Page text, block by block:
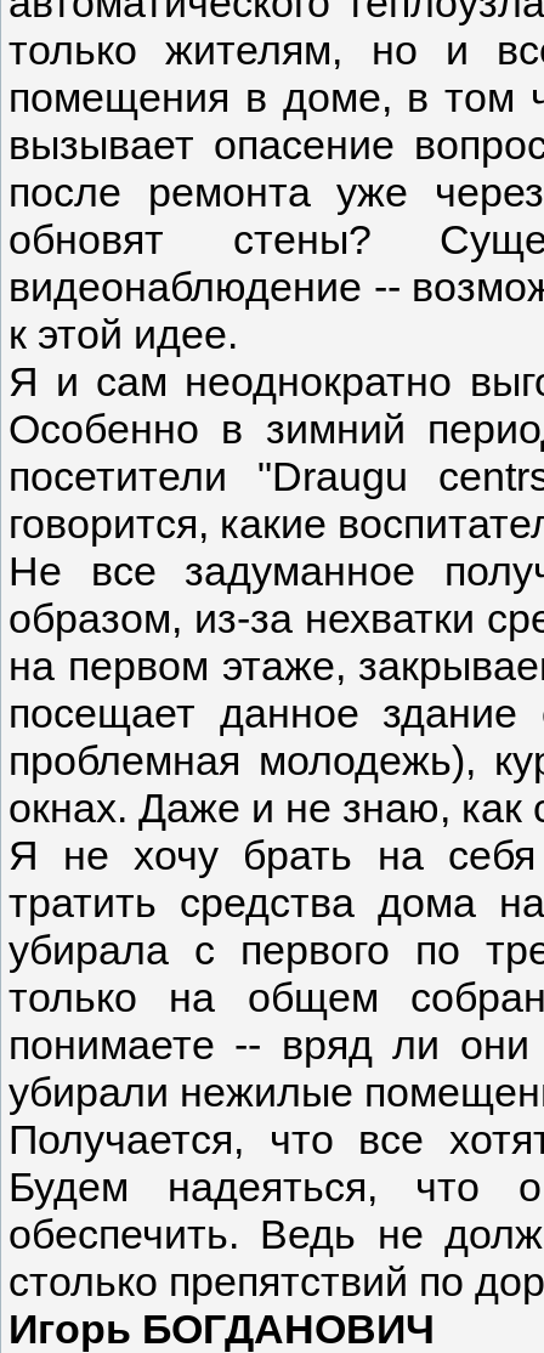
только жителям, но и
помещения в доме, в том
вызывает опасение
после ремонта уже
обновят стены?
видеонаблюдение --
к этой идее.
Я и сам неоднократно
Особенно в зимний
посетители "Draugu
говорится, какие
Не все задуманное
образом, из-за нехватки
на первом этаже,
посещает данное
проблемная молодежь),
окнах. Даже и не знаю, как
Я не хочу брать на себя
тратить средства дома
убирала с первого по
только на общем
понимаете -- вряд ли они
убирали нежилые
Получается, что все
Будем надеяться, что
обеспечить. Ведь не
столько препятствий по
Игорь БОГДАНОВИЧ